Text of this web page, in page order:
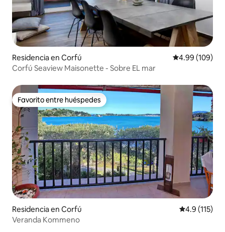
Residencia en Corfú Calificación
4.99 (109)
Corfú Seaview Maisonette - Sobre EL mar
Favorito entre huéspedes
Favorito entre huéspedes
Residencia en Corfú Calificación
4.9 (115)
Veranda Kommeno